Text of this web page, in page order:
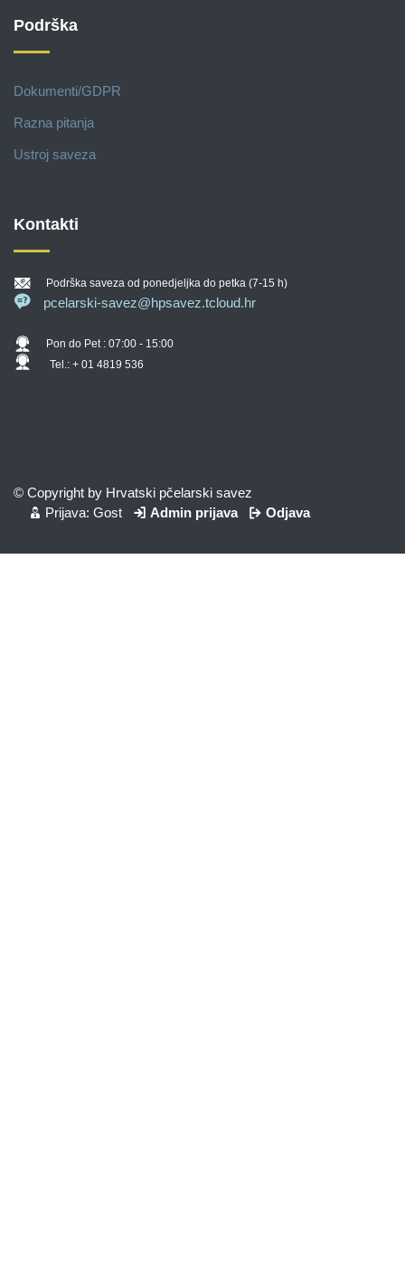
Podrška
Dokumenti/GDPR
Razna pitanja
Ustroj saveza
Kontakti
Podrška saveza od ponedjeljka do petka (7-15 h)
pcelarski-savez@hpsavez.tcloud.hr
Pon do Pet : 07:00 - 15:00
Tel.: + 01 4819 536
© Copyright by Hrvatski pčelarski savez
Prijava: Gost
Admin prijava Odjava